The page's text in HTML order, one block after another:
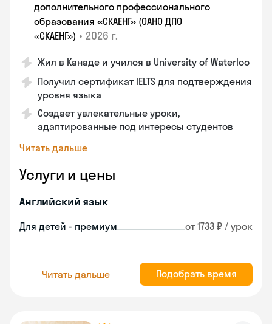
дополнительного профессионального
образования «СКАЕНГ» (ОАНО ДПО
«СКАЕНГ») • 2026 г.
Жил в Канаде и учился в University of Waterloo
Получил сертификат IELTS для подтверждения
уровня языка
Создает увлекательные уроки,
адаптированные под интересы студентов
Читать дальше
Услуги и цены
Английский язык
Для детей - премиум от 1733 ₽ / урок
Читать дальше Подобрать время